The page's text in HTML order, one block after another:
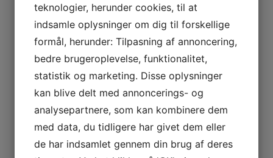
Bestillingsvare
-
FRONT
GUARD
PLATE
antal
Tilføj til kurv
Varenummer (SKU):705006300
Kategorier:ATV ,Reservedele
teknologier, herunder cookies, til at
indsamle oplysninger om dig til forskellige
formål, herunder: Tilpasning af annoncering,
bedre brugeroplevelse, funktionalitet,
statistik og marketing. Disse oplysninger
kan blive delt med annoncerings- og
analysepartnere, som kan kombinere dem
med data, du tidligere har givet dem eller
de har indsamlet gennem din brug af deres